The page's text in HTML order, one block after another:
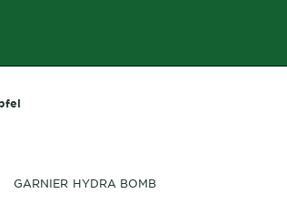
GARNIER HYDRA BOMB